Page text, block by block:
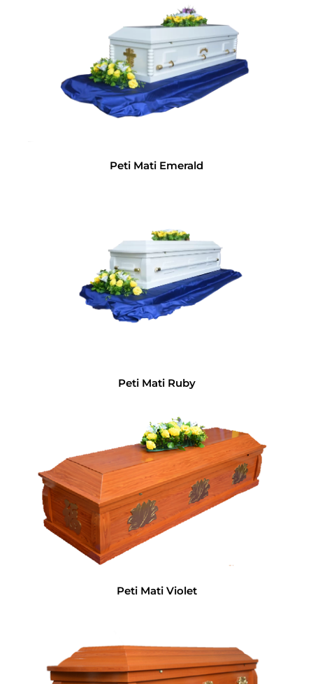
Peti Mati Emerald
Peti Mati Ruby
Peti Mati Violet